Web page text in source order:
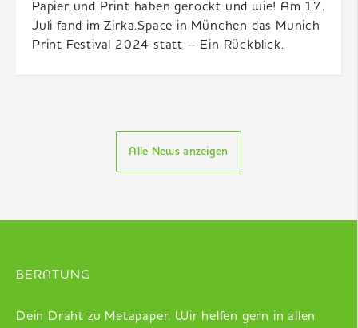
Papier und Print haben gerockt und wie! Am 17.
Juli fand im Zirka.Space in München das Munich
Print Festival 2024 statt – Ein Rückblick.
Alle News anzeigen
BERATUNG
Dein Draht zu Metapaper. Wir helfen gern in allen